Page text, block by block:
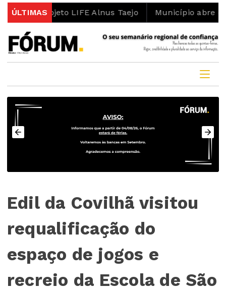
ÚLTIMAS
projeto LIFE Alnus Taejo Município abre concurso
Edil da Covilhã visitou
requalificação do
espaço de jogos e
recreio da Escola de São